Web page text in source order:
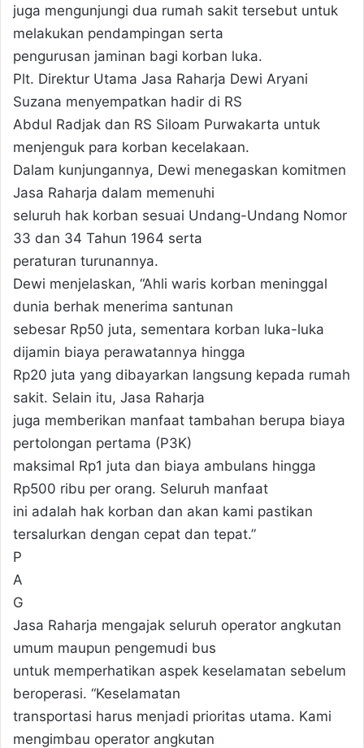
juga mengunjungi dua rumah sakit tersebut untuk
melakukan pendampingan serta
pengurusan jaminan bagi korban luka.
Plt. Direktur Utama Jasa Raharja Dewi Aryani
Suzana menyempatkan hadir di RS
Abdul Radjak dan RS Siloam Purwakarta untuk
menjenguk para korban kecelakaan.
Dalam kunjungannya, Dewi menegaskan komitmen
Jasa Raharja dalam memenuhi
seluruh hak korban sesuai Undang-Undang Nomor
33 dan 34 Tahun 1964 serta
peraturan turunannya.
Dewi menjelaskan, “Ahli waris korban meninggal
dunia berhak menerima santunan
sebesar Rp50 juta, sementara korban luka-luka
dijamin biaya perawatannya hingga
Rp20 juta yang dibayarkan langsung kepada rumah
sakit. Selain itu, Jasa Raharja
juga memberikan manfaat tambahan berupa biaya
pertolongan pertama (P3K)
maksimal Rp1 juta dan biaya ambulans hingga
Rp500 ribu per orang. Seluruh manfaat
ini adalah hak korban dan akan kami pastikan
tersalurkan dengan cepat dan tepat.”
P
A
G
Jasa Raharja mengajak seluruh operator angkutan
umum maupun pengemudi bus
untuk memperhatikan aspek keselamatan sebelum
beroperasi. “Keselamatan
transportasi harus menjadi prioritas utama. Kami
mengimbau operator angkutan